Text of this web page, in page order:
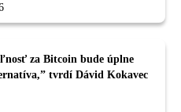
za Bitcoin bude úplne
tvrdí Dávid Kokavec